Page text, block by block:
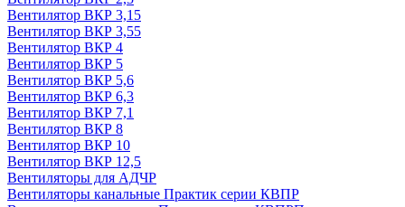
Вентилятор ВКР 3,15
Вентилятор ВКР 3,55
Вентилятор ВКР 4
Вентилятор ВКР 5
Вентилятор ВКР 5,6
Вентилятор ВКР 6,3
Вентилятор ВКР 7,1
Вентилятор ВКР 8
Вентилятор ВКР 10
Вентилятор ВКР 12,5
Вентиляторы для АДЧР
Вентиляторы канальные Практик серии КВПР